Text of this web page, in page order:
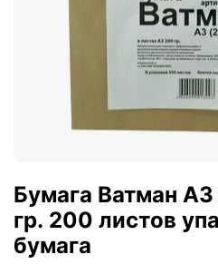
Бумага Ватман
гр. 200 листов
бумага